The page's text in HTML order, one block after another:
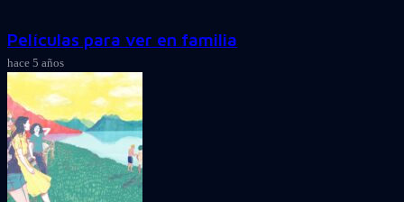
Películas para ver en familia
hace 5 años